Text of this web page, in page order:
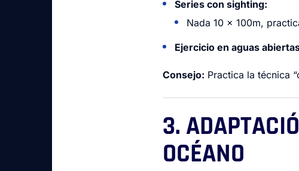
Series con sighting:
Nada 10 x 100m,
Ejercicio en aguas
Consejo: Practica la técnica
3.
OCÉANO